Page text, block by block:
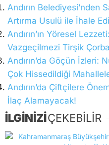
Andırın Belediyesi’nden
Artırma Usulü ile İhale
Andırın’ın Yöresel
Vazgeçilmezi Tirşik
Andırın’da Göçün İzleri:
Çok Hissedildiği
Andırın’da Çiftçilere
İlaç Alamayacak!
İLGİNİZİÇEKEBİLİR